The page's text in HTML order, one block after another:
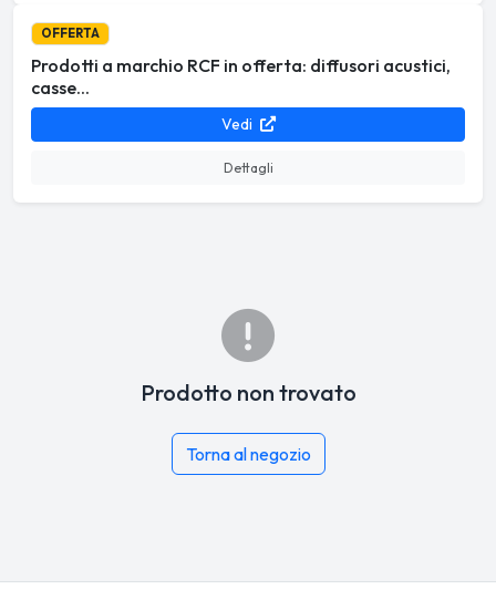
OFFERTA
Prodotti a marchio RCF in offerta: diffusori acustici,
casse...
Vedi
Dettagli
Prodotto non trovato
Torna al negozio